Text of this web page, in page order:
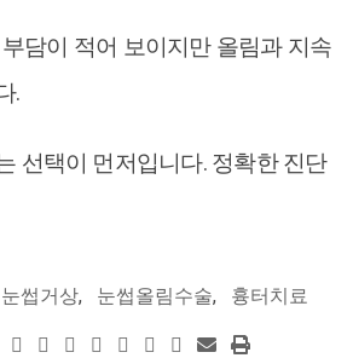
담이 적어 보이지만 올림과 지속
.
선택이 먼저입니다. 정확한 진단
눈썹거상, 눈썹올림수술, 흉터치료